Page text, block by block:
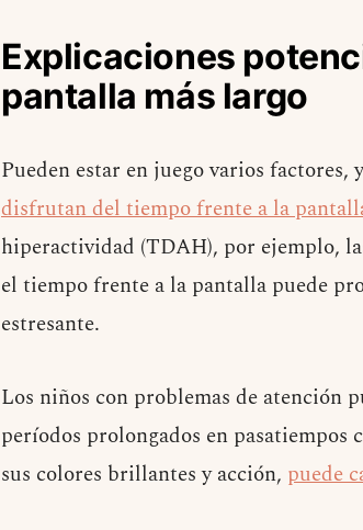
Explicaciones
pantalla más largo
Pueden estar en juego varios
disfrutan del tiempo frente a la
hiperactividad (TDAH), por ejemplo,
el tiempo frente a la pantalla puede
estresante.
Los niños con problemas de atención
períodos prolongados en
sus colores brillantes y acción, puede